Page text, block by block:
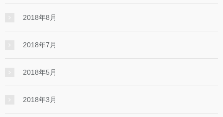
2018年8月
2018年7月
2018年5月
2018年3月